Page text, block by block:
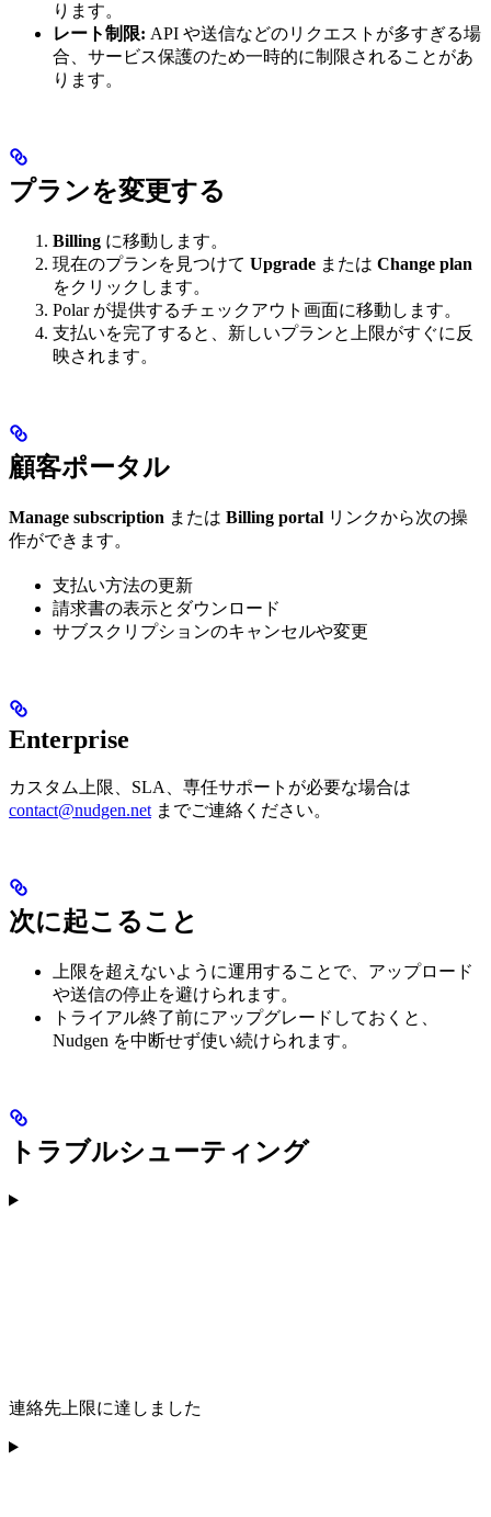
ります。
レート制限: API や送信などのリクエストが多すぎる場
合、サービス保護のため一時的に制限されることがあ
ります。
プランを変更する
Billing に移動します。
現在のプランを見つけて Upgrade または Change plan
をクリックします。
Polar が提供するチェックアウト画面に移動します。
支払いを完了すると、新しいプランと上限がすぐに反
映されます。
顧客ポータル
Manage subscription または Billing portal リンクから次の操
作ができます。
支払い方法の更新
請求書の表示とダウンロード
サブスクリプションのキャンセルや変更
Enterprise
カスタム上限、SLA、専任サポートが必要な場合は
contact@nudgen.net までご連絡ください。
次に起こること
上限を超えないように運用することで、アップロード
や送信の停止を避けられます。
トライアル終了前にアップグレードしておくと、
Nudgen を中断せず使い続けられます。
トラブルシューティング
連絡先上限に達しました